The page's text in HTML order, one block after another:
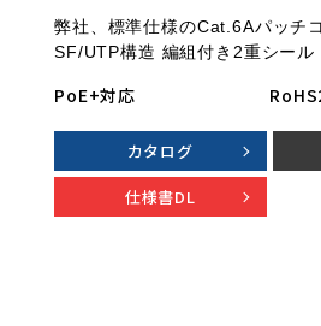
弊社、標準仕様のCat.6Aパッチ
SF/UTP構造 編組付き2重シール
PoE+対応
カタログ
仕様書DL